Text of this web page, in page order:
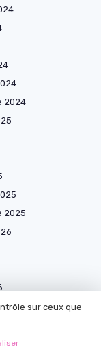
2024
2025
sur ceux que